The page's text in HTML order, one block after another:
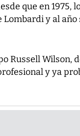
que en 1975,
y al año
Russell Wilson,
y ya